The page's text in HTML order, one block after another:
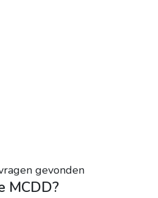
gevonden
MCDD?